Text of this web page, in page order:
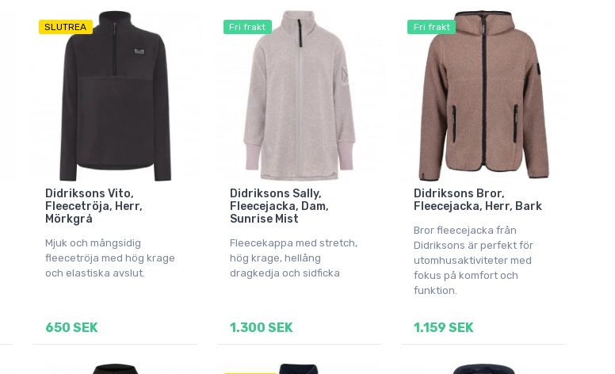
SLUTREA
Didriksons Vito,
Fleecetröja, Herr,
Mörkgrå
Mjuk och mångsidig
fleecetröja med hög krage
och elastiska avslut.
650 SEK
Fri frakt
Didriksons Sally,
Fleecejacka, Dam,
Sunrise Mist
Fleecekappa med stretch,
hög krage, hellång
dragkedja och sidficka
1.300 SEK
Fri frakt
Didriksons Bror,
Fleecejacka, Herr, Bark
Bror fleecejacka från
Didriksons är perfekt för
utomhusaktiviteter med
fokus på komfort och
funktion.
1.159 SEK